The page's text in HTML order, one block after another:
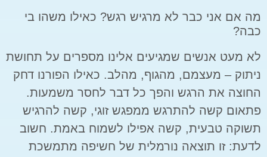
מה אם אני כבר לא מרגיש רגש? כאילו משהו בי
כבה?
לא מעט אנשים שמגיעים אלינו מספרים על תחושת
ניתוק – מעצמם, מהגוף, מהלב. כאילו הפורנו דחק
החוצה את הרגש והפך כל דבר לחסר משמעות.
פתאום קשה להתרגש ממפגש זוגי, קשה להרגיש
תשוקה טבעית, קשה אפילו לשמוח באמת. חשוב
לדעת: זו תוצאה נורמלית של חשיפה מתמשכת